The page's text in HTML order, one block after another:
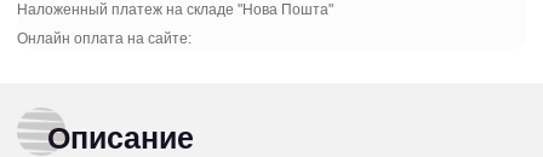
Наложенный платеж на складе "Нова Пошта"
Онлайн оплата на сайте:
Описание